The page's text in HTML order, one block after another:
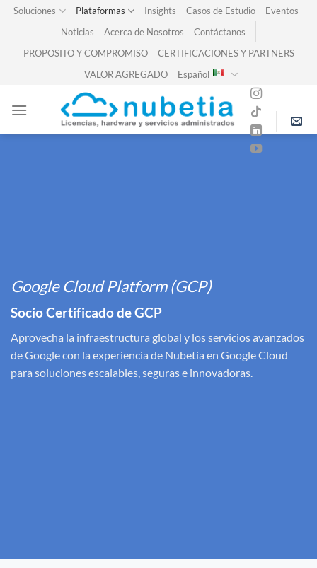
SkipSoluciones Plataformas Insights Casos de Estudio
Eventos
Noticias
Acerca de Nosotros
Contáctanos
PROPOSITO Y COMPROMISO
CERTIFICACIONES Y PARTNERS
VALOR AGREGADO
Español
Google Cloud Platform (GCP)
Socio Certificado de GCP
Aprovecha la infraestructura global y los servicios avanzados
de Google con la experiencia de Nubetia en Google Cloud
para soluciones escalables, seguras e innovadoras.